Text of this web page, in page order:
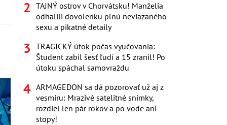
TAJNÝ ostrov v Chorvátsku! Manželia
odhalili dovolenku plnú neviazaného
sexu a pikatné detaily
TRAGICKÝ útok počas vyučovania:
Študent zabil šesť ľudí a 15 zranil! Po
útoku spáchal samovraždu
ARMAGEDON sa dá pozorovať už aj z
vesmíru: Mrazivé satelitné snímky,
rozdiel len pár rokov a po vode ani
stopy!